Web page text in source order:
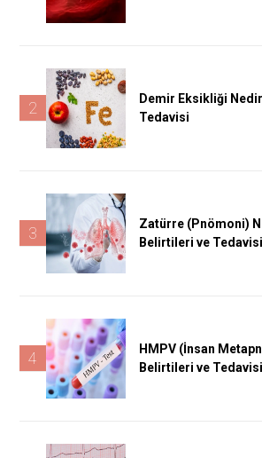
2
Demir Eksikliği
Tedavisi
3
Zatürre (Pnömoni)
Belirtileri ve Tedavisi
4
HMPV (İnsan
Belirtileri ve Tedavisi